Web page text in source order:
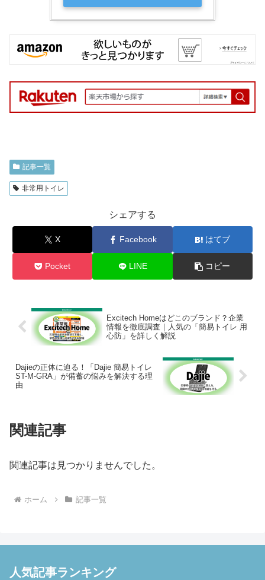
記事一覧
非常用トイレ
シェアする
X Facebook はてブ
Pocket LINE コピー
Excitech Homeはどこのブランド？企業
情報を徹底調査｜人気の「簡易トイレ 用
心防」を詳しく解説
Dajieの正体に迫る！「Dajie 簡易トイレ
ST-M-GRA」が備蓄の悩みを解決する理
由
関連記事
関連記事は見つかりませんでした。
ホーム 記事一覧
人気記事ランキング